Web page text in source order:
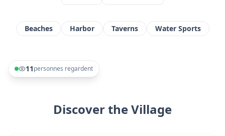
Beaches Harbor Taverns Water Sports
11personnes regardent
Discover the Village